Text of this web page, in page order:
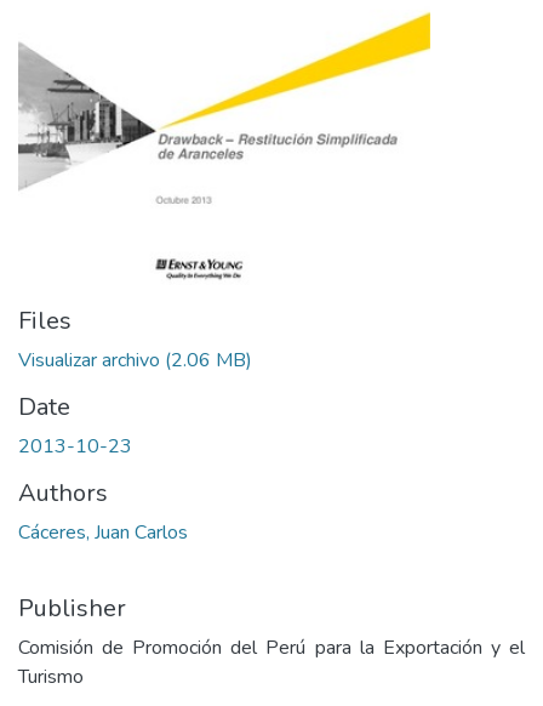
Files
Visualizar archivo (2.06 MB)
Date
2013-10-23
Authors
Cáceres, Juan Carlos
Publisher
Comisión de Promoción del Perú para la Exportación y el
Turismo